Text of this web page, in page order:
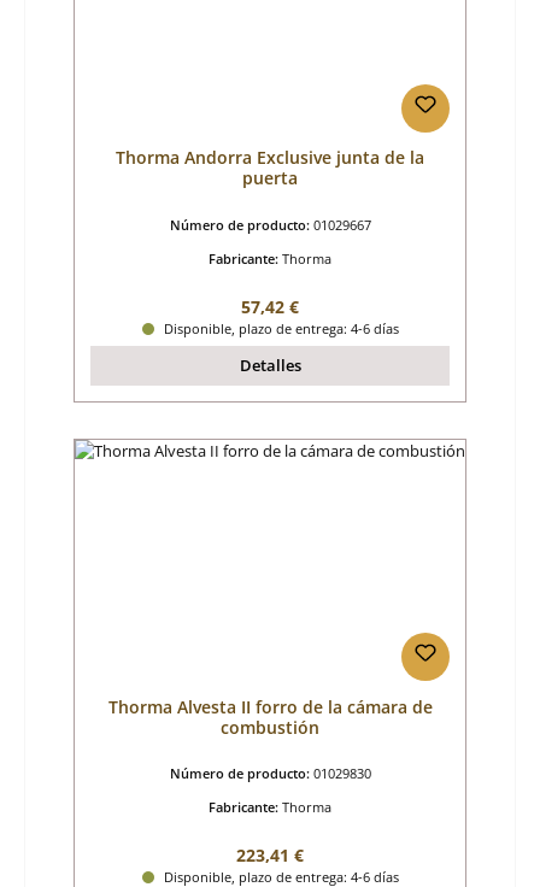
Thorma Andorra Exclusive junta de la
puerta
Número de producto: 01029667
Fabricante: Thorma
Precio normal:
57,42 €
Disponible, plazo de entrega: 4-6 días
Detalles
Thorma Alvesta II forro de la cámara de
combustión
Número de producto: 01029830
Fabricante: Thorma
Precio normal:
223,41 €
Disponible, plazo de entrega: 4-6 días